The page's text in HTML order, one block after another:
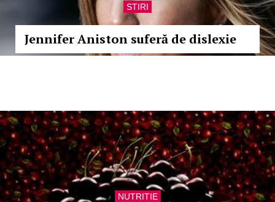
STIRI
Jennifer Aniston suferă de dislexie
NUTRITIE